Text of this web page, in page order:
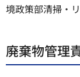
境政策部清掃・
廃棄物管理